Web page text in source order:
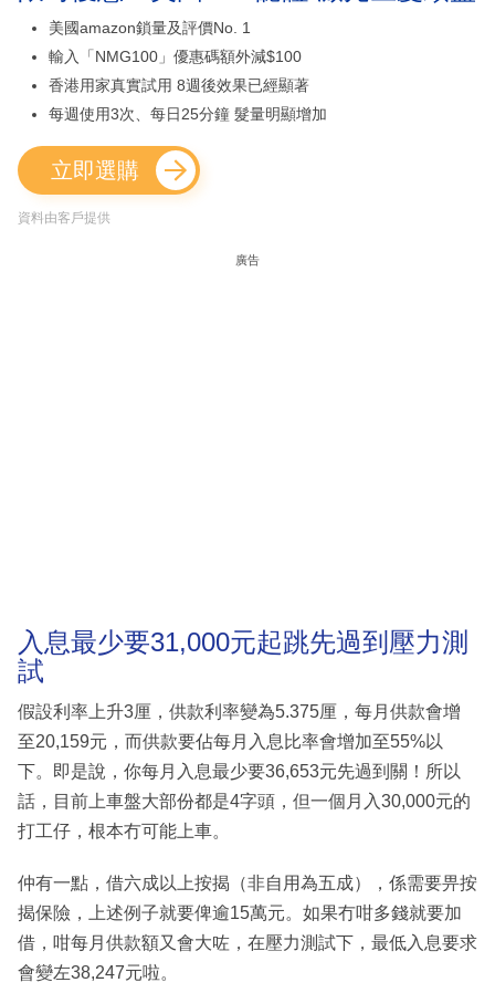
美國amazon鎖量及評價No. 1
輸入「NMG100」優惠碼額外減$100
香港用家真實試用 8週後效果已經顯著
每週使用3次、每日25分鐘 髮量明顯增加
立即選購
資料由客戶提供
廣告
入息最少要31,000元起跳先過到壓力測
試
假設利率上升3厘，供款利率變為5.375厘，每月供款會增
至20,159元，而供款要佔每月入息比率會增加至55%以
下。即是說，你每月入息最少要36,653元先過到關！所以
話，目前上車盤大部份都是4字頭，但一個月入30,000元的
打工仔，根本冇可能上車。
仲有一點，借六成以上按揭（非自用為五成），係需要畀按
揭保險，上述例子就要俾逾15萬元。如果冇咁多錢就要加
借，咁每月供款額又會大咗，在壓力測試下，最低入息要求
會變左38,247元啦。